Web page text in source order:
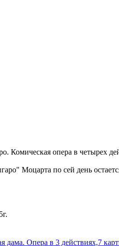
опера в четырех
Моцарта по сей день